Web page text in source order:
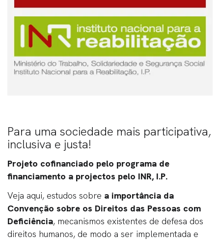
Para uma sociedade mais participativa,
inclusiva e justa!
Projeto cofinanciado pelo programa de
financiamento a projectos pelo INR, I.P.
Veja aqui, estudos sobre a importância da
Convenção sobre os Direitos das Pessoas com
Deficiência, mecanismos existentes de defesa dos
direitos humanos, de modo a ser implementada e